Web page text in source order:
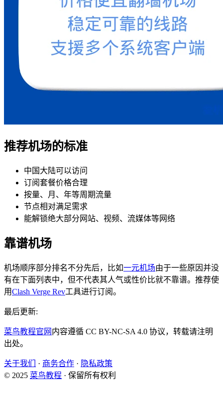
推荐机场的标准
中国大陆可以访问
订阅套餐价格合理
按量、月、年等周期流量
节点相对满足需求
能解锁绝大部分网站、视频、流媒体等网络
靠谱机场
机场顺序部分排名不分先后，比如一元机场由于一些原因并没
有在下面列表中，但不代表其人气或性价比就不靠谱。推荐使
用Clash Verge Rev工具进行订阅。
最后更新:
菜鸟教程官网 内容遵循 CC BY-NC-SA 4.0 协议，转载请注明
出处。
关于我们 · 商务合作 · 隐私政策
© 2025 菜鸟教程 · 保留所有权利